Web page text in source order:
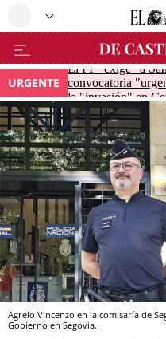
URGENTE
El PP "exige" a
convocatoria
la "invasión" en
Agrelo Vincenzo en la comisaría de
Gobierno en Segovia.